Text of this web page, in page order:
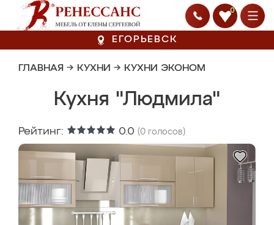
0
ЕГОРЬЕВСК
ГЛАВНАЯ → КУХНИ → КУХНИ ЭКОНОМ
Кухня "Людмила"
Рейтинг: 0.0 (0 голосов)